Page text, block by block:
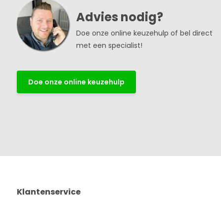
Advies nodig?
Doe onze online keuzehulp of bel direct
met een specialist!
Doe onze online keuzehulp
Klantenservice